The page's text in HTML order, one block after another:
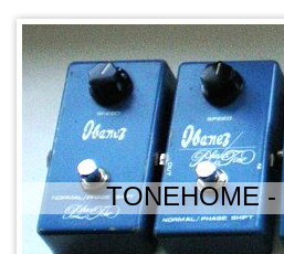
TONEHOME